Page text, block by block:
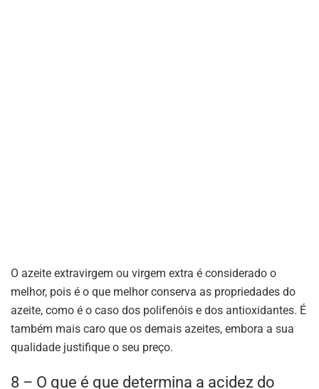
O azeite extravirgem ou virgem extra é considerado o
melhor, pois é o que melhor conserva as propriedades do
azeite, como é o caso dos polifenóis e dos antioxidantes. É
também mais caro que os demais azeites, embora a sua
qualidade justifique o seu preço.
8 – O que é que determina a acidez do